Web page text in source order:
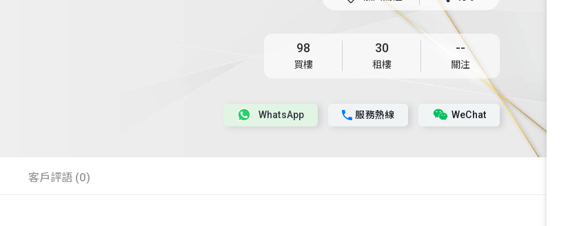
98
買樓
30
租樓
--
關注
WeChat
服務熱線
WhatsApp
客戶評語 (0)